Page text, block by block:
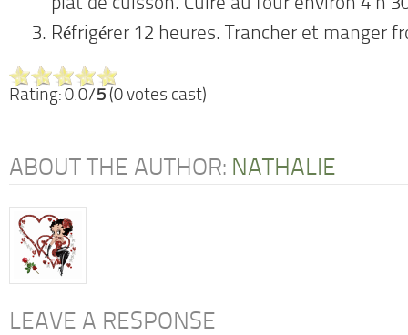
plat de cuisson. Cuire au four environ 4 h
Réfrigérer 12 heures. Trancher et manger
Rating: 0.0/5 (0 votes cast)
ABOUT THE AUTHOR: NATHALIE
LEAVE A RESPONSE